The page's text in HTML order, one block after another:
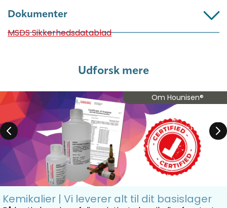
Dokumenter
MSDS Sikkerhedsdatablad
Udforsk mere
Om Hounisen®
Kemikalier | Vi leverer alt til dit basislager